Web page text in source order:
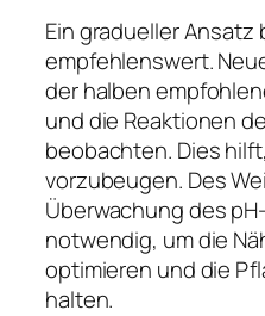
Ein gradueller
empfehlenswert.
der halben
und die Reaktionen
beobachten. Dies
vorzubeugen. Des
Überwachung des
notwendig, um die
optimieren und die
halten.